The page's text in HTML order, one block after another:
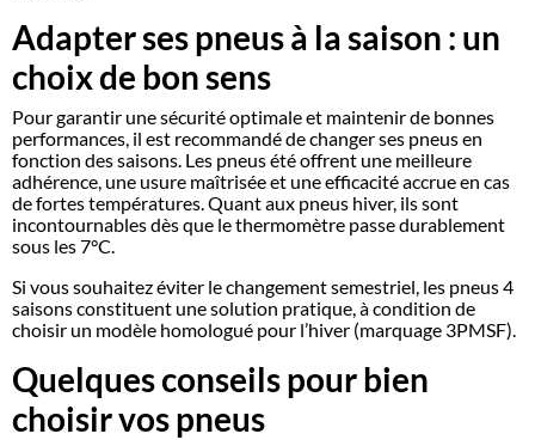
Adapter ses pneus à la saison : un
choix de bon sens
Pour garantir une sécurité optimale et maintenir de bonnes
performances, il est recommandé de changer ses pneus en
fonction des saisons. Les pneus été offrent une meilleure
adhérence, une usure maîtrisée et une efficacité accrue en cas
de fortes températures. Quant aux pneus hiver, ils sont
incontournables dès que le thermomètre passe durablement
sous les 7°C.
Si vous souhaitez éviter le changement semestriel, les pneus 4
saisons constituent une solution pratique, à condition de
choisir un modèle homologué pour l’hiver (marquage 3PMSF).
Quelques conseils pour bien
choisir vos pneus